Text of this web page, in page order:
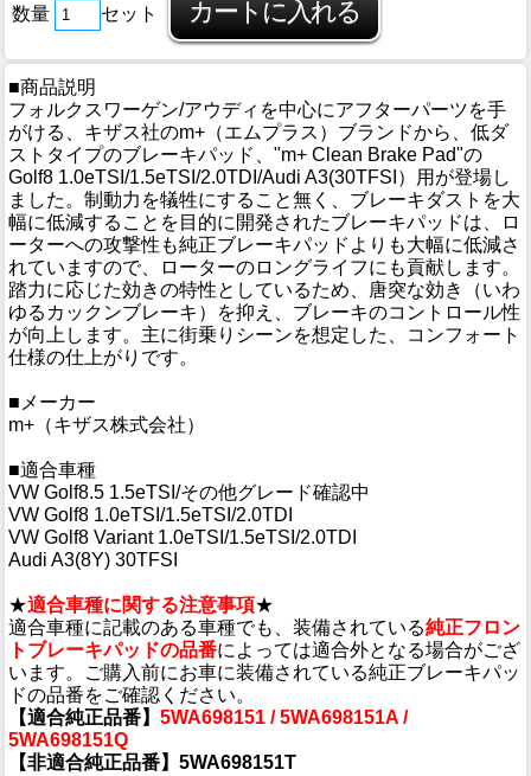
数量 セット
■商品説明
フォルクスワーゲン/アウディを中心にアフターパーツを手
がける、キザス社のm+（エムプラス）ブランドから、低ダ
ストタイプのブレーキパッド、"m+ Clean Brake Pad"の
Golf8 1.0eTSI/1.5eTSI/2.0TDI/Audi A3(30TFSI）用が登場し
ました。制動力を犠牲にすること無く、ブレーキダストを大
幅に低減することを目的に開発されたブレーキパッドは、ロ
ーターへの攻撃性も純正ブレーキパッドよりも大幅に低減さ
れていますので、ローターのロングライフにも貢献します。
踏力に応じた効きの特性としているため、唐突な効き（いわ
ゆるカックンブレーキ）を抑え、ブレーキのコントロール性
が向上します。主に街乗りシーンを想定した、コンフォート
仕様の仕上がりです。
■メーカー
m+（キザス株式会社）
■適合車種
VW Golf8.5 1.5eTSI/その他グレード確認中
VW Golf8 1.0eTSI/1.5eTSI/2.0TDI
VW Golf8 Variant 1.0eTSI/1.5eTSI/2.0TDI
Audi A3(8Y) 30TFSI
★適合車種に関する注意事項★
適合車種に記載のある車種でも、装備されている純正フロン
トブレーキパッドの品番によっては適合外となる場合がござ
います。ご購入前にお車に装備されている純正ブレーキパッ
ドの品番をご確認ください。
【適合純正品番】 5WA698151 / 5WA698151A /
5WA698151Q
【非適合純正品番】5WA698151T